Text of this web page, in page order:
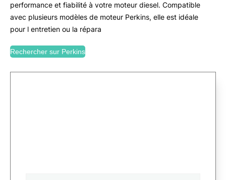
performance et fiabilité à votre moteur diesel. Compatible
avec plusieurs modèles de moteur Perkins, elle est idéale
pour l entretien ou la répara
Rechercher sur Perkins